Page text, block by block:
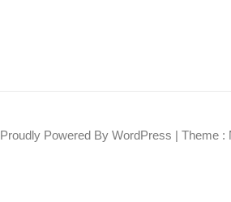
Proudly Powered By WordPress | Theme :